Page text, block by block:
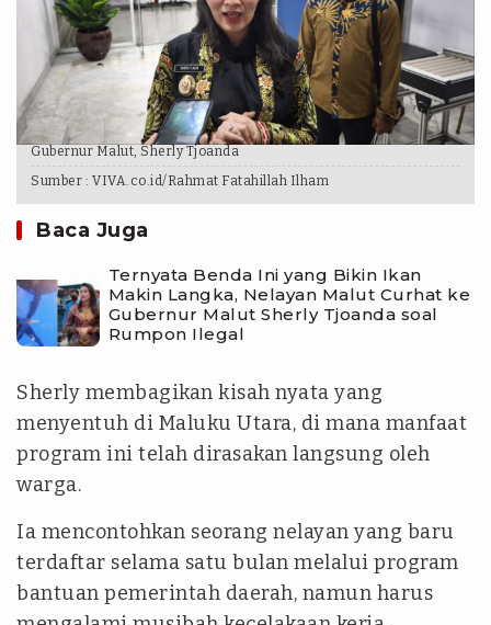
Gubernur Malut, Sherly Tjoanda
Sumber : VIVA.co.id/Rahmat Fatahillah Ilham
Baca Juga
Ternyata Benda Ini yang Bikin Ikan
Makin Langka, Nelayan Malut Curhat ke
Gubernur Malut Sherly Tjoanda soal
Rumpon Ilegal
Sherly membagikan kisah nyata yang
menyentuh di Maluku Utara, di mana manfaat
program ini telah dirasakan langsung oleh
warga.
Ia mencontohkan seorang nelayan yang baru
terdaftar selama satu bulan melalui program
bantuan pemerintah daerah, namun harus